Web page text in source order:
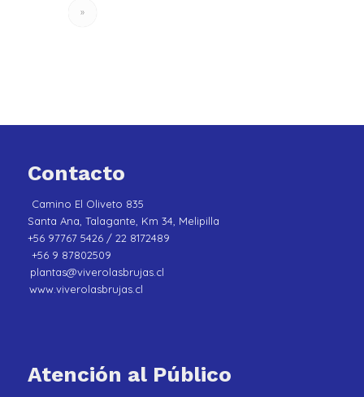
»
Contacto
Camino El Oliveto 835
Santa Ana, Talagante, Km 34, Melipilla
+56 97767 5426 / 22 8172489
+56 9 87802509
plantas@viverolasbrujas.cl
www.viverolasbrujas.cl
Atención al Público